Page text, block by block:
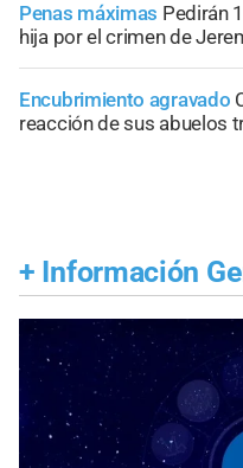
Penas máximas Pedirán
hija por el crimen de
Encubrimiento agravado
reacción de sus abuelos
+ Información